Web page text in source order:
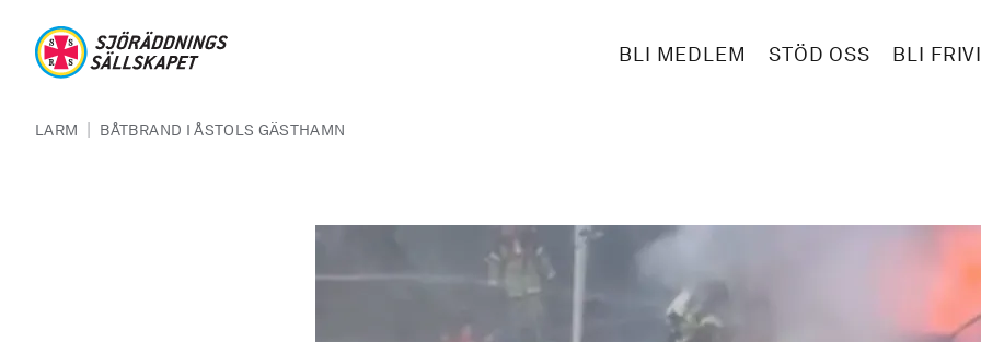
BLI MEDLEM STÖD OSS BLI
LARM | BÅTBRAND I ÅSTOLS GÄSTHAMN